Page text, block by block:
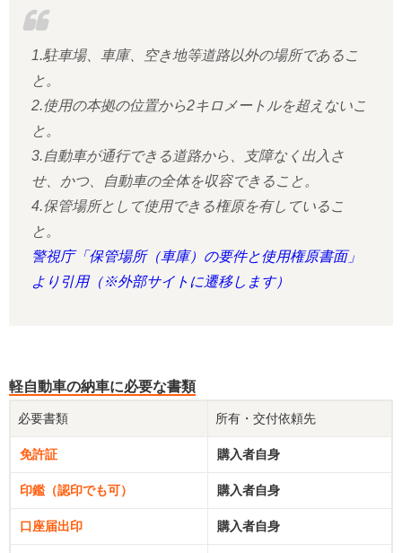
1.駐車場、車庫、空き地等道路以外の場所であるこ
と。
2.使用の本拠の位置から2キロメートルを超えないこ
と。
3.自動車が通行できる道路から、支障なく出入さ
せ、かつ、自動車の全体を収容できること。
4.保管場所として使用できる権原を有しているこ
と。
警視庁「保管場所（車庫）の要件と使用権原書面」
より引用（※外部サイトに遷移します）
軽自動車の納車に必要な書類
必要書類 所有・交付依頼先
免許証 購入者自身
印鑑（認印でも可） 購入者自身
口座届出印 購入者自身